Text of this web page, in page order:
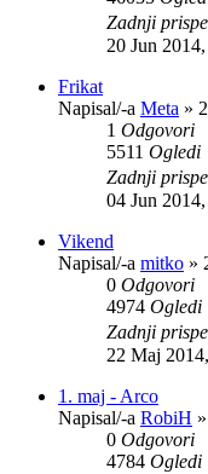
Zadnji
20 Jun
Frikat
Napisal/-a Meta »
1 Odgovori
5511 Ogledi
Zadnji
04 Jun
Vikend
Napisal/-a mitko »
0 Odgovori
4974 Ogledi
Zadnji
22 Maj
1. maj - Arco
Napisal/-a RobiH »
0 Odgovori
4784 Ogledi